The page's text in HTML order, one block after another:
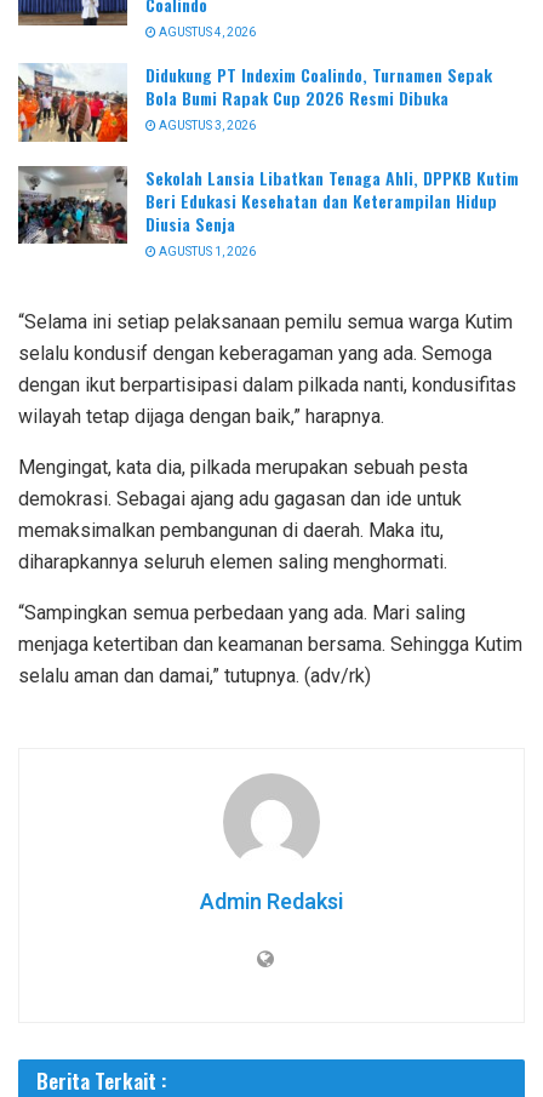
AGUSTUS 4, 2026
Didukung PT Indexim Coalindo, Turnamen Sepak
Bola Bumi Rapak Cup 2026 Resmi Dibuka
AGUSTUS 3, 2026
Sekolah Lansia Libatkan Tenaga Ahli, DPPKB Kutim
Beri Edukasi Kesehatan dan Keterampilan Hidup
Diusia Senja
AGUSTUS 1, 2026
“Selama ini setiap pelaksanaan pemilu semua warga Kutim
selalu kondusif dengan keberagaman yang ada. Semoga
dengan ikut berpartisipasi dalam pilkada nanti, kondusifitas
wilayah tetap dijaga dengan baik,” harapnya.
Mengingat, kata dia, pilkada merupakan sebuah pesta
demokrasi. Sebagai ajang adu gagasan dan ide untuk
memaksimalkan pembangunan di daerah. Maka itu,
diharapkannya seluruh elemen saling menghormati.
“Sampingkan semua perbedaan yang ada. Mari saling
menjaga ketertiban dan keamanan bersama. Sehingga Kutim
selalu aman dan damai,” tutupnya. (adv/rk)
Admin Redaksi
Berita Terkait :